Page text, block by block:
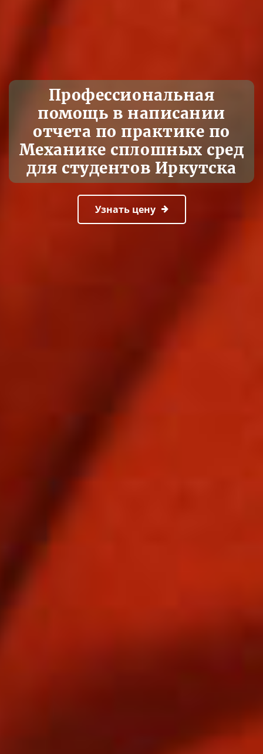
Профессиональная
помощь в написании
отчета по практике по
Механике сплошных сред
для студентов Иркутска
Узнать цену